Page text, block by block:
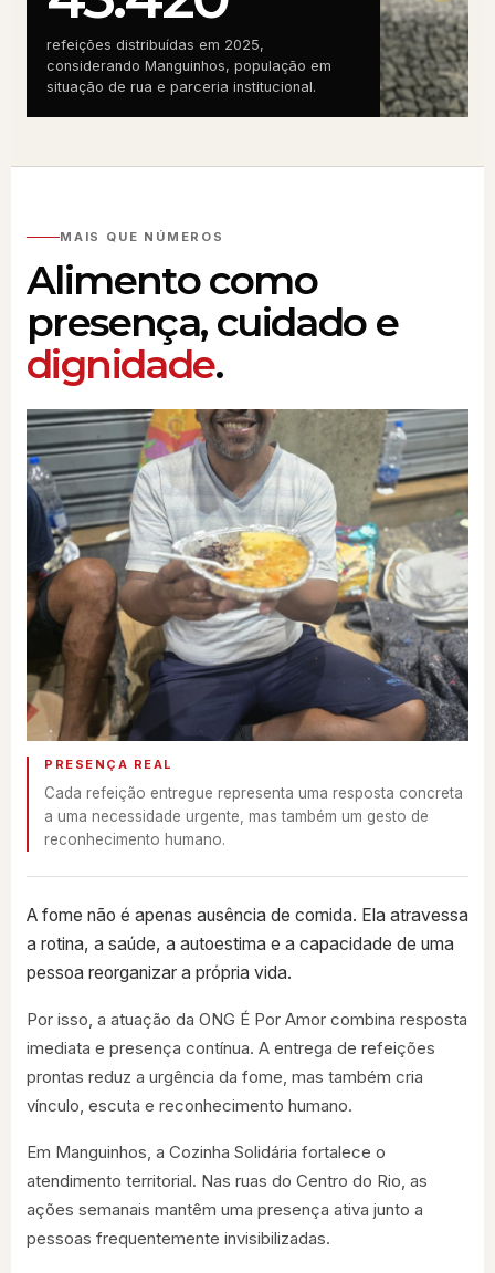
refeições distribuídas em 2025,
considerando Manguinhos, população em
situação de rua e parceria institucional.
MAIS QUE NÚMEROS
Alimento como
presença, cuidado e
dignidade.
PRESENÇA REAL
Cada refeição entregue representa uma resposta concreta
a uma necessidade urgente, mas também um gesto de
reconhecimento humano.
A fome não é apenas ausência de comida. Ela atravessa
a rotina, a saúde, a autoestima e a capacidade de uma
pessoa reorganizar a própria vida.
Por isso, a atuação da ONG É Por Amor combina resposta
imediata e presença contínua. A entrega de refeições
prontas reduz a urgência da fome, mas também cria
vínculo, escuta e reconhecimento humano.
Em Manguinhos, a Cozinha Solidária fortalece o
atendimento territorial. Nas ruas do Centro do Rio, as
ações semanais mantêm uma presença ativa junto a
pessoas frequentemente invisibilizadas.